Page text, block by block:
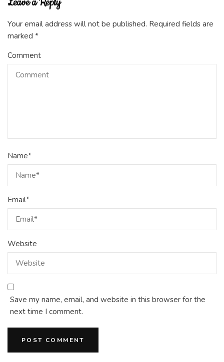
Your email address will not be published. Required fields are
marked *
Comment
Name*
Email*
Website
Save my name, email, and website in this browser for the
next time I comment.